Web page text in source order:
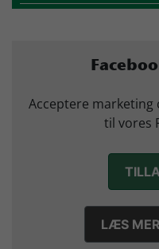
Marius Nørsøller
Morten Vium takker
12. juli 2026
Acceptere marketing
til vores
LÆS